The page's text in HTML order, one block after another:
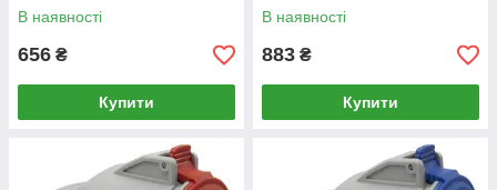
В наявності
656 ₴
Купити
В наявності
883 ₴
Купити